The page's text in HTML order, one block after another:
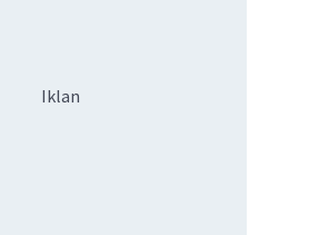
Iklan